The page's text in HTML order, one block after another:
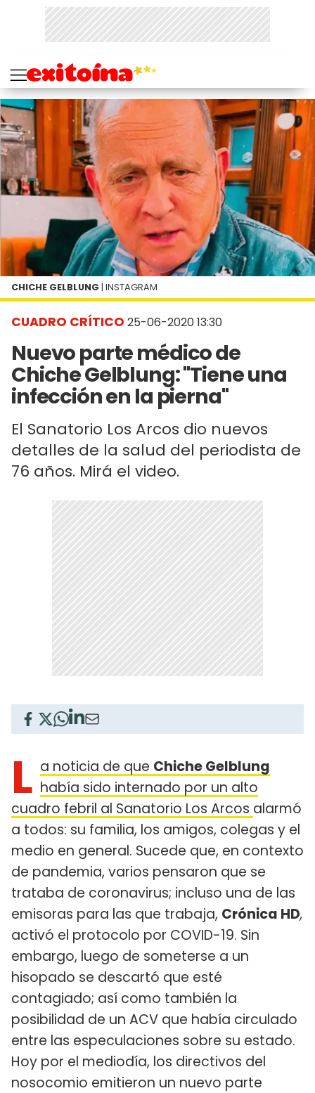
CUADRO CRÍTICO 25-06-2020 13:30
Nuevo parte médico de
Chiche Gelblung: "Tiene una
infección en la pierna"
El Sanatorio Los Arcos dio nuevos
detalles de la salud del periodista de
76 años. Mirá el video.
CHICHE GELBLUNG | INSTAGRAM
L a noticia de que Chiche Gelblung
había sido internado por un alto
cuadro febril al Sanatorio Los Arcos alarmó
a todos: su familia, los amigos, colegas y el
medio en general. Sucede que, en contexto
de pandemia, varios pensaron que se
trataba de coronavirus; incluso una de las
emisoras para las que trabaja, Crónica HD,
activó el protocolo por COVID-19. Sin
embargo, luego de someterse a un
hisopado se descartó que esté
contagiado; así como también la
posibilidad de un ACV que había circulado
entre las especulaciones sobre su estado.
Hoy por el mediodía, los directivos del
nosocomio emitieron un nuevo parte